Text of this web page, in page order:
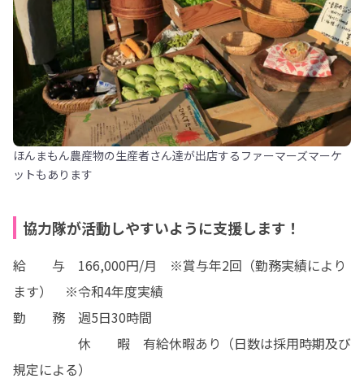
ほんまもん農産物の生産者さん達が出店するファーマーズマーケ
ットもあります
協力隊が活動しやすいように支援します！
給　　与　166,000円/月　※賞与年2回（勤務実績により
ます）　※令和4年度実績
勤　　務　週5日30時間
休　　暇　有給休暇あり（日数は採用時期及び
規定による）